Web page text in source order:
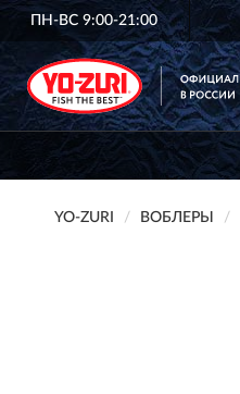
ПН-ВС 9:00-21:00
YO-ZURI ВОБЛЕРЫ